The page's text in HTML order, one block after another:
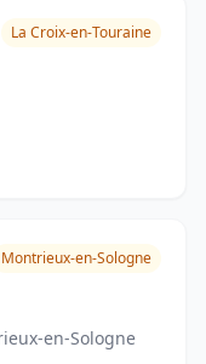
La Croix-en-Touraine
Montrieux-en-Sologne
en-Sologne